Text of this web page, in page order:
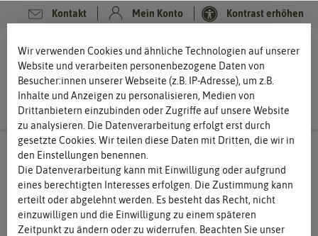
Kontakt Mein Konto Kontrast erhöhen
0 0
Wir verwenden Cookies und ähnliche Technologien auf unserer
Website und verarbeiten personenbezogene Daten von
Besucher:innen unserer Webseite (z.B. IP-Adresse), um z.B.
Inhalte und Anzeigen zu personalisieren, Medien von
Drittanbietern einzubinden oder Zugriffe auf unsere Website
zu analysieren. Die Datenverarbeitung erfolgt erst durch
gesetzte Cookies. Wir teilen diese Daten mit Dritten, die wir in
den Einstellungen benennen.
Die Datenverarbeitung kann mit Einwilligung oder aufgrund
eines berechtigten Interesses erfolgen. Die Zustimmung kann
erteilt oder abgelehnt werden. Es besteht das Recht, nicht
einzuwilligen und die Einwilligung zu einem späteren
Zeitpunkt zu ändern oder zu widerrufen. Beachten Sie unser